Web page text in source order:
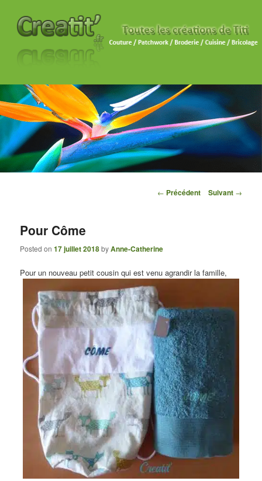
Navigation des articles
← Précédent Suivant →
Pour Côme
Posted on17 juillet 2018byAnne-Catherine
Pour un nouveau petit cousin qui est venu agrandir la famille,